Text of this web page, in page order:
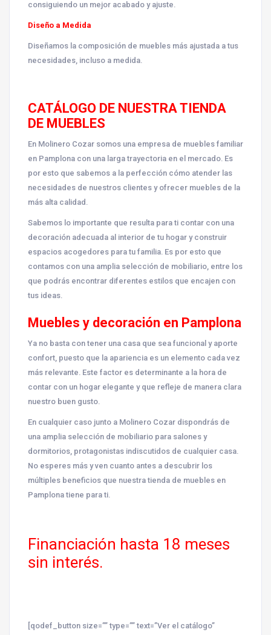
consiguiendo un mejor acabado y ajuste.
Diseño a Medida
Diseñamos la composición de muebles más ajustada a tus
necesidades, incluso a medida.
CATÁLOGO DE NUESTRA TIENDA
DE MUEBLES
En Molinero Cozar somos una empresa de muebles familiar
en Pamplona con una larga trayectoria en el mercado. Es
por esto que sabemos a la perfección cómo atender las
necesidades de nuestros clientes y ofrecer muebles de la
más alta calidad.
Sabemos lo importante que resulta para ti contar con una
decoración adecuada al interior de tu hogar y construir
espacios acogedores para tu familia. Es por esto que
contamos con una amplia selección de mobiliario, entre los
que podrás encontrar diferentes estilos que encajen con
tus ideas.
Muebles y decoración en Pamplona
Ya no basta con tener una casa que sea funcional y aporte
confort, puesto que la apariencia es un elemento cada vez
más relevante. Este factor es determinante a la hora de
contar con un hogar elegante y que refleje de manera clara
nuestro buen gusto.
En cualquier caso junto a Molinero Cozar dispondrás de
una amplia selección de mobiliario para salones y
dormitorios, protagonistas indiscutidos de cualquier casa.
No esperes más y ven cuanto antes a descubrir los
múltiples beneficios que nuestra tienda de muebles en
Pamplona tiene para ti.
Financiación hasta 18 meses
sin interés.
[qodef_button size=”” type=”” text=”Ver el catálogo”